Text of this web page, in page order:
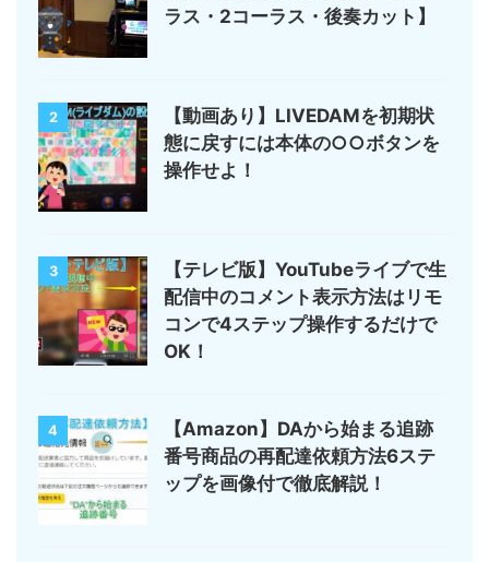
ラス・2コーラス・後奏カット】
2
【動画あり】LIVEDAMを初期状
態に戻すには本体の○○ボタンを
操作せよ！
3
【テレビ版】YouTubeライブで生
配信中のコメント表示方法はリモ
コンで4ステップ操作するだけで
OK！
4
【Amazon】DAから始まる追跡
番号商品の再配達依頼方法6ステ
ップを画像付で徹底解説！